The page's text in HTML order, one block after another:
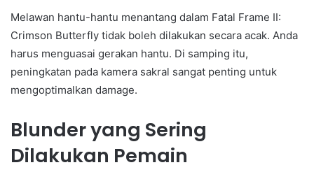
Melawan hantu-hantu menantang dalam Fatal Frame II:
Crimson Butterfly tidak boleh dilakukan secara acak. Anda
harus menguasai gerakan hantu. Di samping itu,
peningkatan pada kamera sakral sangat penting untuk
mengoptimalkan damage.
Blunder yang Sering
Dilakukan Pemain